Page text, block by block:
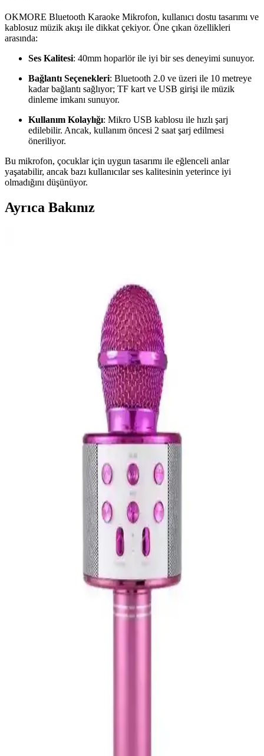
OKMORE Bluetooth Karaoke Mikrofon, kullanıcı dostu tasarımı ve
kablosuz müzik akışı ile dikkat çekiyor. Öne çıkan özellikleri
arasında:
Ses Kalitesi: 40mm hoparlör ile iyi bir ses deneyimi sunuyor.
Bağlantı Seçenekleri: Bluetooth 2.0 ve üzeri ile 10 metreye
kadar bağlantı sağlıyor; TF kart ve USB girişi ile müzik
dinleme imkanı sunuyor.
Kullanım Kolaylığı: Mikro USB kablosu ile hızlı şarj
edilebilir. Ancak, kullanım öncesi 2 saat şarj edilmesi
öneriliyor.
Bu mikrofon, çocuklar için uygun tasarımı ile eğlenceli anlar
yaşatabilir, ancak bazı kullanıcılar ses kalitesinin yeterince iyi
olmadığını düşünüyor.
Ayrıca Bakınız
dayanıklılık ve kolay kullanım ile profesyonel ve amatör
Platoon PL-2452 Mini Yaka Mikrofonu Ses Kalitesi
ve Çoklu Bağlantı Özellikleriyle Öne Çıkıyor
Platoon PL-2452 mikrofon seti, şık tasarımı, yüksek ses kalitesi ve
çoklu girişleriyle profesyonel ve amatör kullanım için ideal.
Rode Smartlav+ Plus Mikrofonu: Profesyonel ve
Taşınabilir Ses Kaydı Çözümü
Rode Smartlav+ Plus, yüksek kaliteli ses kaydı sağlayan taşınabilir
yaka mikrofonudur. Kompakt tasarımı ve dayanıklı yapısıyla hareket
halinde ve profesyonel çekimlerde ideal çözümdür.
OKMORE ve Tatu Karoake Mikrofonlarının
Detaylı Karşılaştırması ve Seçim Rehberi
İki popüler karaoke mikrofonunu karşılaştırıyoruz: OKMORE ve
Tatu. Özellikleri, kullanıcı yorumları ve performans analizleri ile en
uygun mikrofonu belirlemenize yardımcı oluyoruz.
Rode NT1 Signature Serisi Pembe Stüdyo
Mikrofonu Profesyonel Ses Kaydı İçin Uygun
Rode NT1 Signature serisi pembe mikrofon, yüksek hassasiyetli
kapsülü, düşük gürültü seviyesi ve dayanıklı tasarımıyla profesyonel